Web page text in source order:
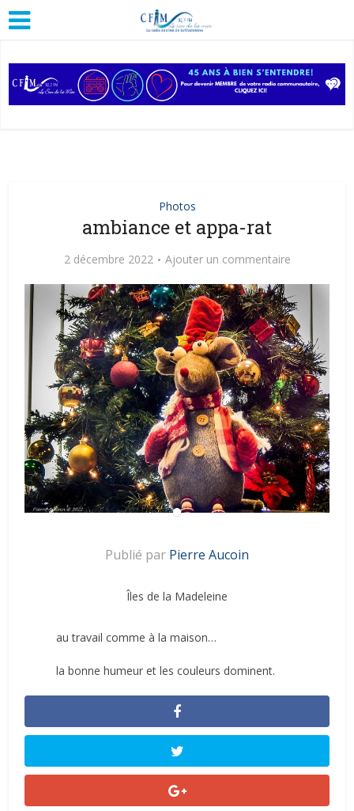
Photos
ambiance et appa-rat
2 décembre 2022 Ajouter un commentaire
Publié par Pierre Aucoin
Îles de la Madeleine
au travail comme à la maison…
la bonne humeur et les couleurs dominent.